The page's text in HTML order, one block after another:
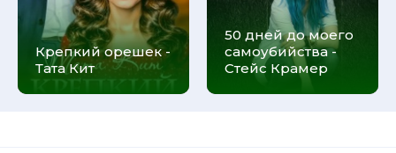
Крепкий орешек -
Тата Кит
50 дней до моего
самоубийства -
Стейс Крамер